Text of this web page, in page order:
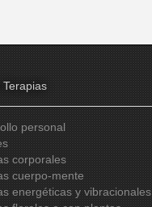
personal
corporales
cuerpo-mente
energéticas y vibracionales